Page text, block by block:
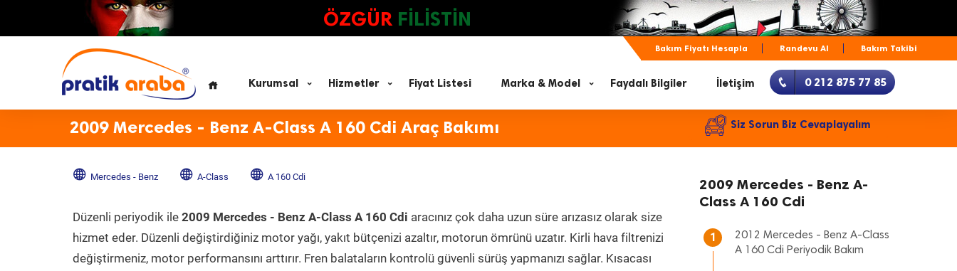
ÖZGÜR FİLİSTİN
Bakım Fiyatı Hesapla Randevu Al Bakım Takibi
Kurumsal Hizmetler Fiyat Listesi Marka & Model Faydalı Bilgiler İletişim 0 212 875 77 85
2009 Mercedes - Benz A-Class A 160 Cdi Araç Bakımı Siz Sorun Biz Cevaplayalım
Mercedes - Benz A-Class A 160 Cdi
Düzenli periyodik ile 2009 Mercedes - Benz A-Class A 160 Cdi aracınız çok daha uzun süre arızasız olarak size
hizmet eder. Düzenli değiştirdiğiniz motor yağı, yakıt bütçenizi azaltır, motorun ömrünü uzatır. Kirli hava filtrenizi
değiştirmeniz, motor performansını arttırır. Fren balataların kontrolü güvenli sürüş yapmanızı sağlar. Kısacası
2009 Mercedes - Benz A-
Class A 160 Cdi
1
2012 Mercedes - Benz A-Class
A 160 Cdi Periyodik Bakım